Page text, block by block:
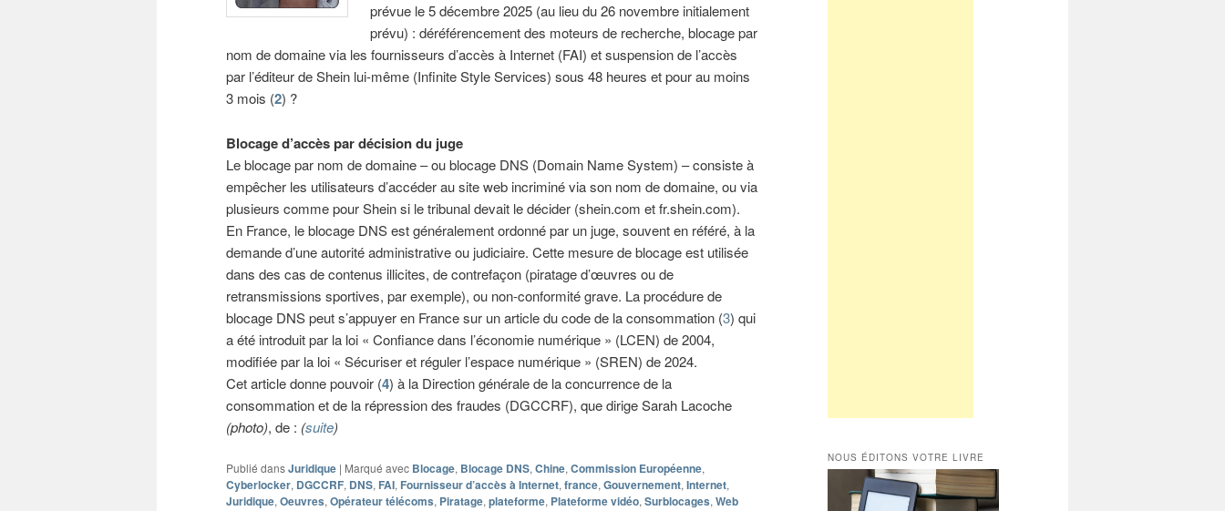
prévue le 5 décembre 2025 (au lieu du 26 novembre initialement
prévu) : déréférencement des moteurs de recherche, blocage par
nom de domaine via les fournisseurs d’accès à Internet (FAI) et suspension de l’accès
par l’éditeur de Shein lui-même (Infinite Style Services) sous 48 heures et pour au moins
3 mois (2) ?
Blocage d’accès par décision du juge
Le blocage par nom de domaine – ou blocage DNS (Domain Name System) – consiste à
empêcher les utilisateurs d’accéder au site web incriminé via son nom de domaine, ou via
plusieurs comme pour Shein si le tribunal devait le décider (shein.com et fr.shein.com).
En France, le blocage DNS est généralement ordonné par un juge, souvent en référé, à la
demande d’une autorité administrative ou judiciaire. Cette mesure de blocage est utilisée
dans des cas de contenus illicites, de contrefaçon (piratage d’œuvres ou de
retransmissions sportives, par exemple), ou non-conformité grave. La procédure de
blocage DNS peut s’appuyer en France sur un article du code de la consommation (3) qui
a été introduit par la loi « Confiance dans l’économie numérique » (LCEN) de 2004,
modifiée par la loi « Sécuriser et réguler l’espace numérique » (SREN) de 2024.
Cet article donne pouvoir (4) à la Direction générale de la concurrence de la
consommation et de la répression des fraudes (DGCCRF), que dirige Sarah Lacoche
(photo), de : (suite)
Publié dansJuridique | Marqué avec Blocage, Blocage DNS, Chine, Commission Européenne,
Cyberlocker, DGCCRF, DNS, FAI, Fournisseur d’accès à Internet, france, Gouvernement, Internet,
Juridique, Oeuvres, Opérateur télécoms, Piratage, plateforme, Plateforme vidéo, Surblocages, Web
NOUS ÉDITONS VOTRE LIVRE